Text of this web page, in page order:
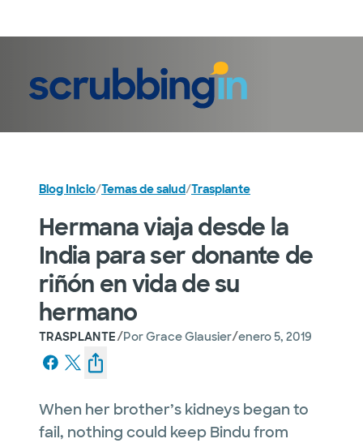
Blog Inicio/Temas de salud/Trasplante
Hermana viaja desde la
India para ser donante de
riñón en vida de su
hermano
TRASPLANTE/PorGrace Glausier/enero 5, 2019
When her brother’s kidneys began to
fail, nothing could keep Bindu from